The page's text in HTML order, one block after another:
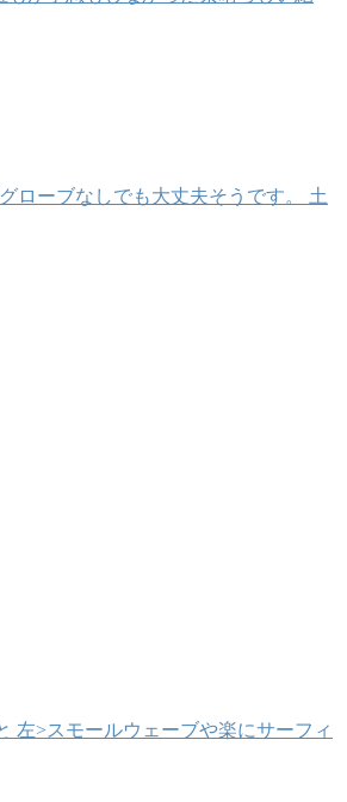
ローブなしでも大丈夫そうです。 土
左>スモールウェーブや楽にサーフィ